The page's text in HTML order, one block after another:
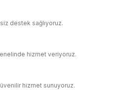
destek sağlıyoruz.
hizmet veriyoruz.
hizmet sunuyoruz.